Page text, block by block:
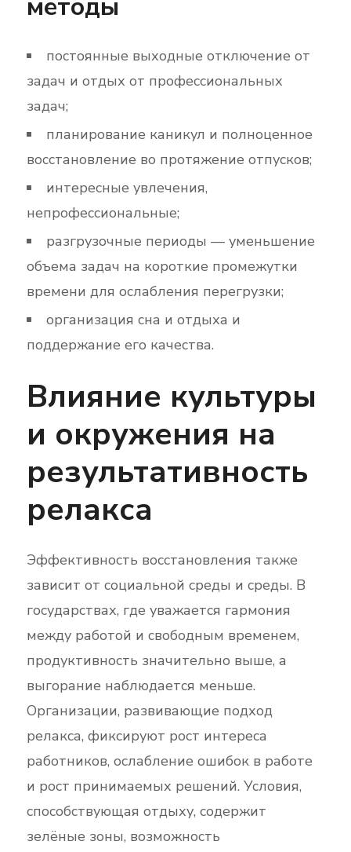
постоянные выходные отключение от
задач и отдых от профессиональных
задач;
планирование каникул и полноценное
восстановление во протяжение отпусков;
интересные увлечения,
непрофессиональные;
разгрузочные периоды — уменьшение
объема задач на короткие промежутки
времени для ослабления перегрузки;
организация сна и отдыха и
поддержание его качества.
Влияние культуры
и окружения на
результативность
релакса
Эффективность восстановления также
зависит от социальной среды и среды. В
государствах, где уважается гармония
между работой и свободным временем,
продуктивность значительно выше, а
выгорание наблюдается меньше.
Организации, развивающие подход
релакса, фиксируют рост интереса
работников, ослабление ошибок в работе
и рост принимаемых решений. Условия,
способствующая отдыху, содержит
зелёные зоны, возможность